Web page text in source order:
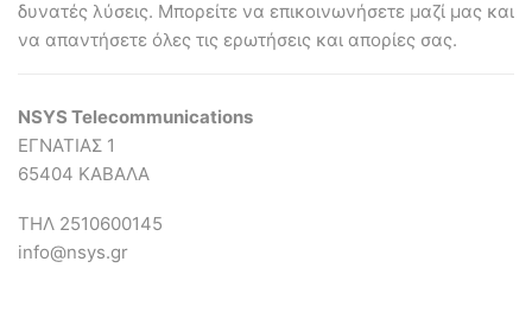
δυνατές λύσεις. Mπορείτε να επικοινωνήσετε μαζί μας και
να απαντήσετε όλες τις ερωτήσεις και απορίες σας.
NSYS Telecommunications
ΕΓΝΑΤΙΑΣ 1
65404 ΚΑΒΑΛΑ
ΤΗΛ 2510600145
info@nsys.gr